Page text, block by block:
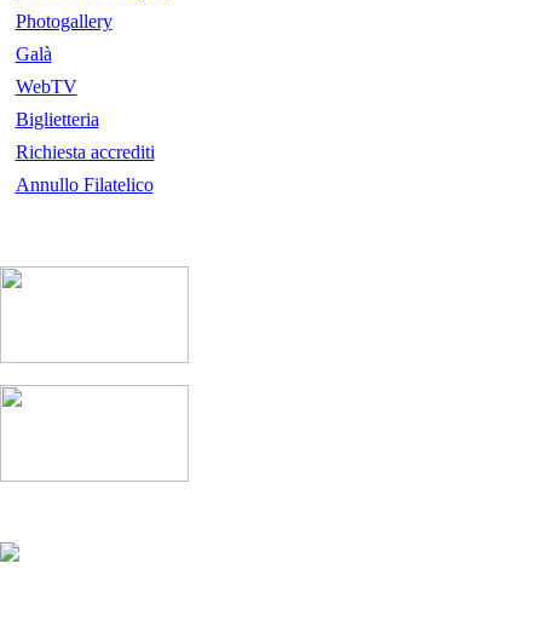
Photogallery
Galà
WebTV
Biglietteria
Richiesta accrediti
Annullo Filatelico